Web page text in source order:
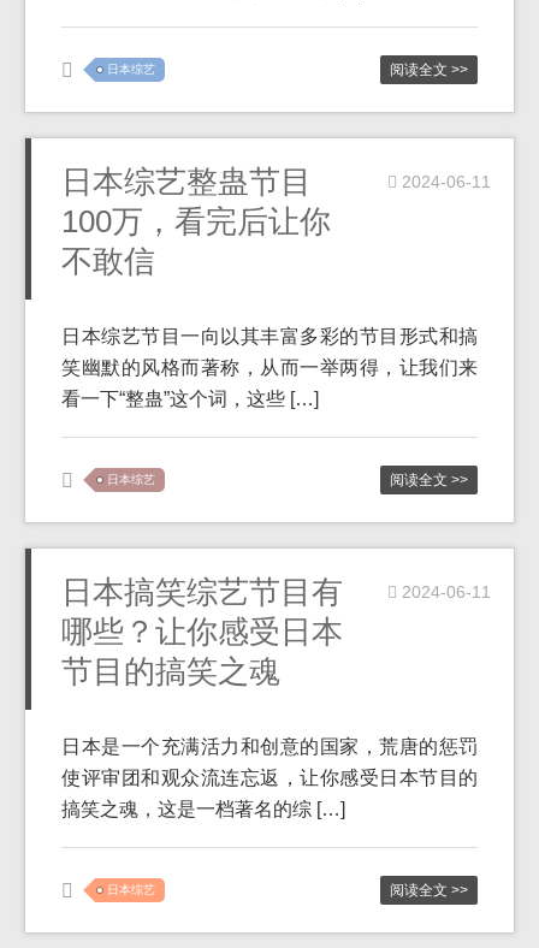
日本综艺 阅读全文 >>
日本综艺整蛊节目
100万，看完后让你
不敢信
2024-06-11
日本综艺节目一向以其丰富多彩的节目形式和搞
笑幽默的风格而著称，从而一举两得，让我们来
看一下“整蛊”这个词，这些 […]
日本综艺 阅读全文 >>
日本搞笑综艺节目有
哪些？让你感受日本
节目的搞笑之魂
2024-06-11
日本是一个充满活力和创意的国家，荒唐的惩罚
使评审团和观众流连忘返，让你感受日本节目的
搞笑之魂，这是一档著名的综 […]
日本综艺 阅读全文 >>